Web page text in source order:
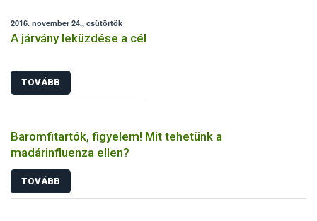
2016. november 24., csütörtök
A járvány leküzdése a cél
TOVÁBB
Baromfitartók, figyelem! Mit tehetünk a
madárinfluenza ellen?
TOVÁBB